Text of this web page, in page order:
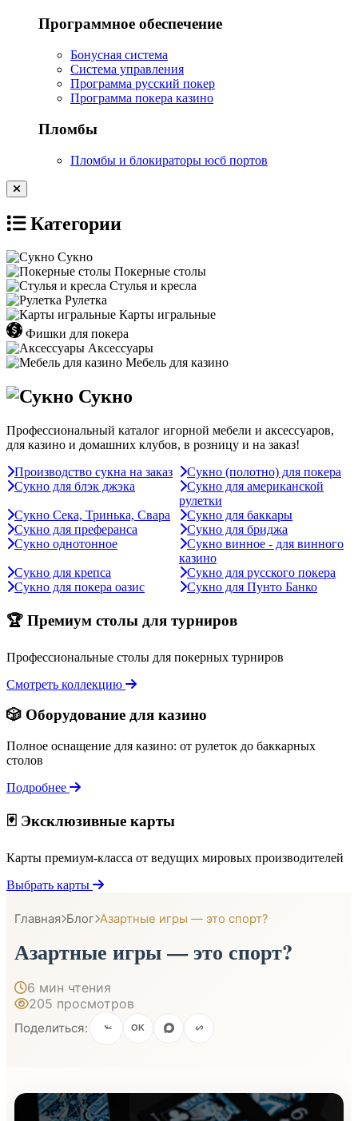
Программное обеспечение
Бонусная система
Система управления
Программа русский покер
Программа покера казино
Пломбы
Пломбы и блокираторы юсб портов
Категории
Сукно
Покерные столы
Стулья и кресла
Рулетка
Карты игральные
Фишки для покера
Аксессуары
Мебель для казино
Сукно
Профессиональный каталог игорной мебели и аксессуаров,
для казино и домашних клубов, в розницу и на заказ!
Производство сукна на заказ
Сукно (полотно) для покера
Сукно для блэк джэка
Сукно для американской
рулетки
Сукно Сека, Тринька, Свара
Сукно для баккары
Сукно для преферанса
Сукно для бриджа
Сукно однотонное
Сукно винное - для винного
казино
Сукно для крепса
Сукно для русского покера
Сукно для покера оазис
Сукно для Пунто Банко
🏆 Премиум столы для турниров
Профессиональные столы для покерных турниров
Смотреть коллекцию
🎲 Оборудование для казино
Полное оснащение для казино: от рулеток до баккарных
столов
Подробнее
🃏 Эксклюзивные карты
Карты премиум-класса от ведущих мировых производителей
Выбрать карты
Главная Блог Азартные игры — это спорт?
Азартные игры — это спорт?
6 мин чтения
205 просмотров
Поделиться: OK